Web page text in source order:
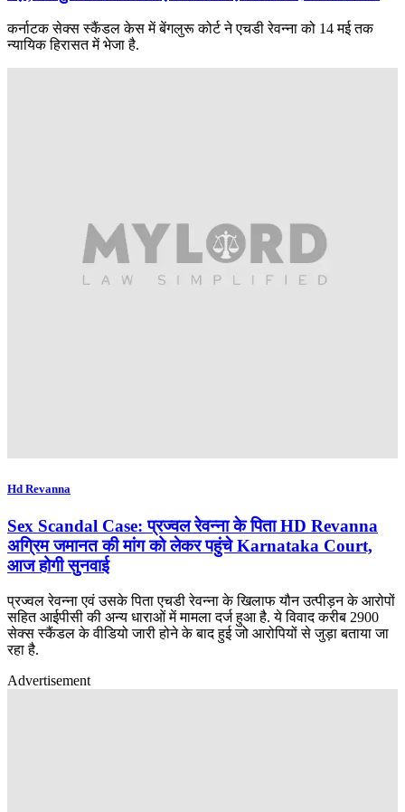
कर्नाटक सेक्स स्कैंडल केस में बेंगलुरू कोर्ट ने एचडी रेवन्ना को 14 मई तक
न्यायिक हिरासत में भेजा है.
Hd Revanna
Sex Scandal Case: प्रज्वल रेवन्ना के पिता HD Revanna
अग्रिम जमानत की मांग को लेकर पहुंचे Karnataka Court,
आज होगी सुनवाई
प्रज्वल रेवन्ना एवं उसके पिता एचडी रेवन्ना के खिलाफ यौन उत्पीड़न के आरोपों
सहित आईपीसी की अन्य धाराओं में मामला दर्ज हुआ है. ये विवाद करीब 2900
सेक्स स्कैंडल के वीडियो जारी होने के बाद हुई जो आरोपियों से जुड़ा बताया जा
रहा है.
Advertisement